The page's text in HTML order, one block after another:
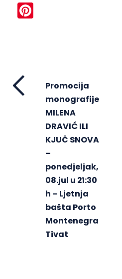
Promocija
monografije
MILENA
DRAVIĆ ILI
KJUČ SNOVA
–
ponedjeljak,
08.jul u 21:30
h – Ljetnja
bašta Porto
Montenegra
Tivat